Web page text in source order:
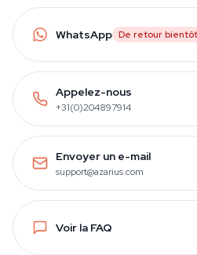
WhatsApp De retour bientôt
Appelez-nous
+31(0)204897914
Envoyer un e-mail
support@azarius.com
Voir la FAQ